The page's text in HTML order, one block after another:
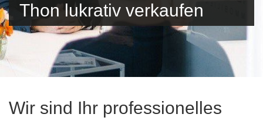
Thon lukrativ verkaufen
Wir sind Ihr professionelles